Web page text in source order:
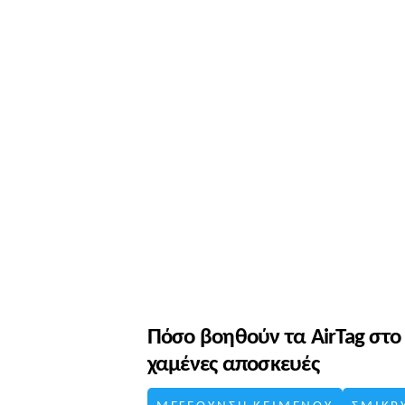
Πόσο βοηθούν τα AirTag
χαμένες αποσκευές